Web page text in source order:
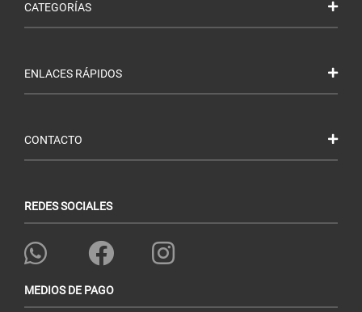
CATEGORÍAS
ENLACES RÁPIDOS
CONTACTO
REDES SOCIALES
MEDIOS DE PAGO